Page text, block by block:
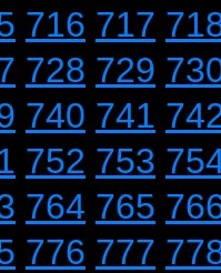
716 717
728 729
740 741
752 753
764 765
776 777